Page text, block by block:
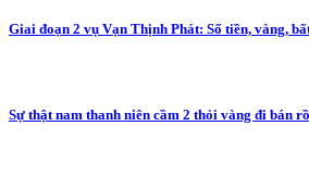
Giai đoạn 2 vụ Vạn Thịnh Phát: Số tiền, vàng,
Sự thật nam thanh niên cầm 2 thỏi vàng đi bán